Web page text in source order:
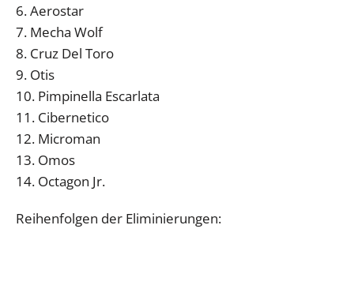
6. Aerostar
7. Mecha Wolf
8. Cruz Del Toro
9. Otis
10. Pimpinella Escarlata
11. Cibernetico
12. Microman
13. Omos
14. Octagon Jr.
Reihenfolgen der Eliminierungen: